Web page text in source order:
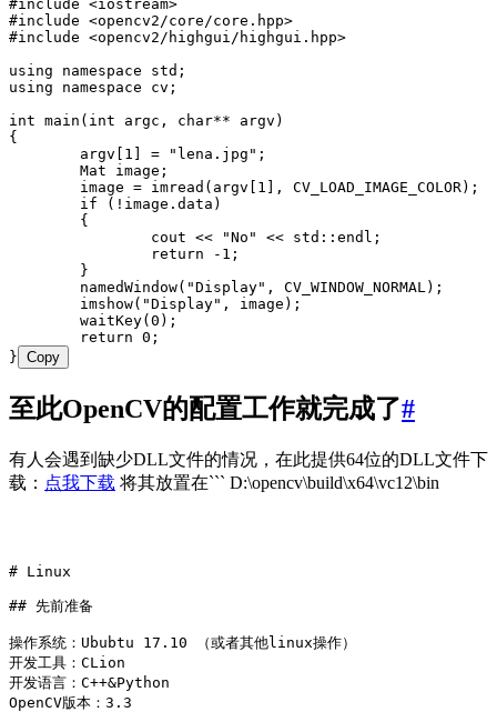
#include <iostream>
#include <opencv2/core/core.hpp>
#include <opencv2/highgui/highgui.hpp>
using namespace std;
using namespace cv;
int main ( int argc , char** argv )
{
	argv
1 = " lena.jpg " ;
	Mat image;
	image
= imread ( argv 1 , CV_LOAD_IMAGE_COLOR) ;
	if
( ! image . data )
	{
		cout
<< "No " << std::endl;
		return
- 1 ;
	}
	namedWindow
( "Display" , CV_WINDOW_NORMAL) ;
	imshow
( "Display" , image) ;
	waitKey
( 0 ) ;
	return
0 ;
} Copy
至此OpenCV的配置工作就完成了#
有人会遇到缺少DLL文件的情况，在此提供64位的DLL文件下
载： 点我下载 将其放置在``` D:\opencv\build\x64\vc12\bin
# Linux
## 先前准备
操作系统：Ububtu 17.10 （或者其他linux操作）
开发工具：CLion
开发语言：C++&Python
OpenCV版本：3.3